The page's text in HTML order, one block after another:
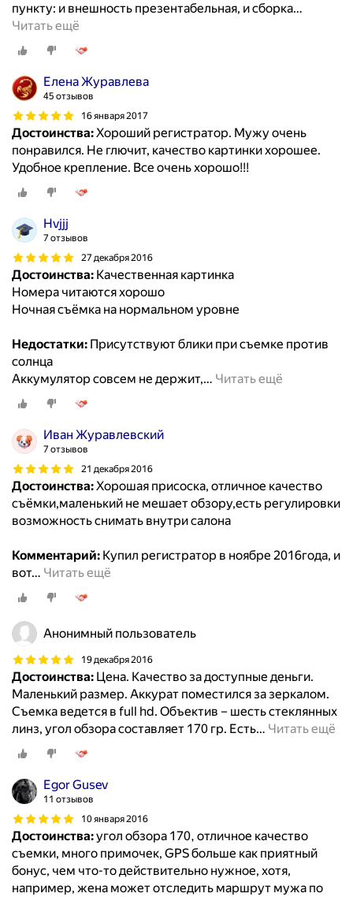
пункту: и внешность презентабельная, и сборка…
Читать ещё
Елена Журавлева
45 отзывов
16 января 2017
Достоинства:Хороший регистратор. Мужу очень
понравился. Не глючит, качество картинки хорошее.
Удобное крепление. Все очень хорошо!!!
Hvjjj
7 отзывов
27 декабря 2016
Достоинства: Качественная картинка
Номера читаются хорошо
Ночная съёмка на нормальном уровне
Недостатки: Присутствуют блики при съемке против
солнца
Аккумулятор совсем не держит,… Читать ещё
Иван Журавлевский
7 отзывов
21 декабря 2016
Достоинства:Хорошая присоска, отличное качество
съёмки,маленький не мешает обзору,есть регулировки
возможность снимать внутри салона
Комментарий: Купил регистратор в ноябре 2016года, и
вот… Читать ещё
Анонимный пользователь
19 декабря 2016
Достоинства: Цена. Качество за доступные деньги.
Маленький размер. Аккурат поместился за зеркалом.
Съемка ведется в full hd. Объектив – шесть стеклянных
линз, угол обзора составляет 170 гр. Есть… Читать ещё
Egor Gusev
11 отзывов
10 января 2016
Достоинства:угол обзора 170, отличное качество
съемки, много примочек, GPS больше как приятный
бонус, чем что-то действительно нужное, хотя,
например, жена может отследить маршрут мужа по